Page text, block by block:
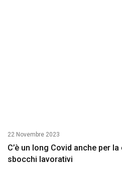
22 Novembre 2023
C’è un long Covid anche per
sbocchi lavorativi